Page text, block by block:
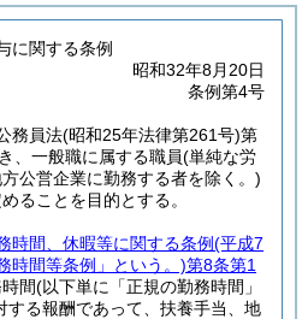
に関する条例
昭和32年8月20日
条例第4号
務員法(昭和25年法律第261号)第
、一般職に属する職員(単純な労
公営企業に勤務する者を除く。)
ることを目的とする。
時間、休暇等に関する条例(平成7
時間等条例」という。)第8条第1
間(以下単に「正規の勤務時間」
する報酬であって、扶養手当、地